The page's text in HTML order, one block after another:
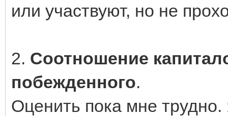
или участвуют, но не
2. Соотношение
побежденного.
Оценить пока мне